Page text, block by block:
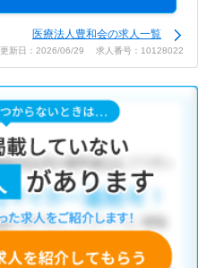
医療法人豊和会の求人一覧
更新日：2026/06/29 求人番号：10128022